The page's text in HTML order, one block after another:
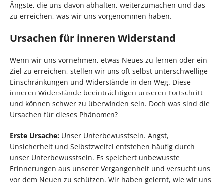
Ängste, die uns davon abhalten, weiterzumachen und das
zu erreichen, was wir uns vorgenommen haben.
Ursachen für inneren Widerstand
Wenn wir uns vornehmen, etwas Neues zu lernen oder ein
Ziel zu erreichen, stellen wir uns oft selbst unterschwellige
Einschränkungen und Widerstände in den Weg. Diese
inneren Widerstände beeinträchtigen unseren Fortschritt
und können schwer zu überwinden sein. Doch was sind die
Ursachen für dieses Phänomen?
Erste Ursache: Unser Unterbewusstsein. Angst,
Unsicherheit und Selbstzweifel entstehen häufig durch
unser Unterbewusstsein. Es speichert unbewusste
Erinnerungen aus unserer Vergangenheit und versucht uns
vor dem Neuen zu schützen. Wir haben gelernt, wie wir uns